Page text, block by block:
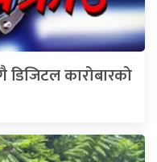
डिजिटल कारोबारको